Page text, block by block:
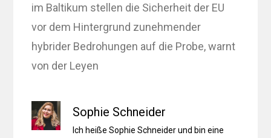
im Baltikum stellen die Sicherheit der EU
vor dem Hintergrund zunehmender
hybrider Bedrohungen auf die Probe, warnt
von der Leyen
Sophie Schneider
Ich heiße Sophie Schneider und bin eine